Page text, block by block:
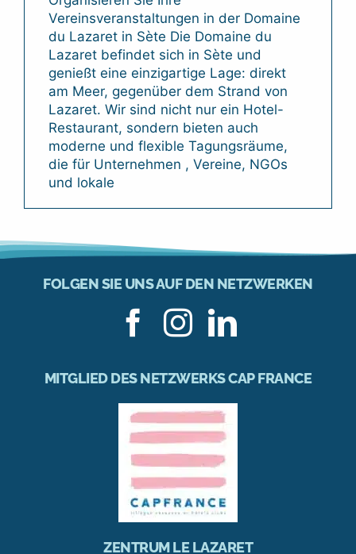
Vereinsveranstaltungen in der Domaine
du Lazaret in Sète Die Domaine du
Lazaret befindet sich in Sète und
genießt eine einzigartige Lage: direkt
am Meer, gegenüber dem Strand von
Lazaret. Wir sind nicht nur ein Hotel-
Restaurant, sondern bieten auch
moderne und flexible Tagungsräume,
die für Unternehmen , Vereine, NGOs
und lokale
FOLGEN SIE UNS AUF DEN NETZWERKEN
MITGLIED DES NETZWERKS CAP FRANCE
ZENTRUM LE LAZARET